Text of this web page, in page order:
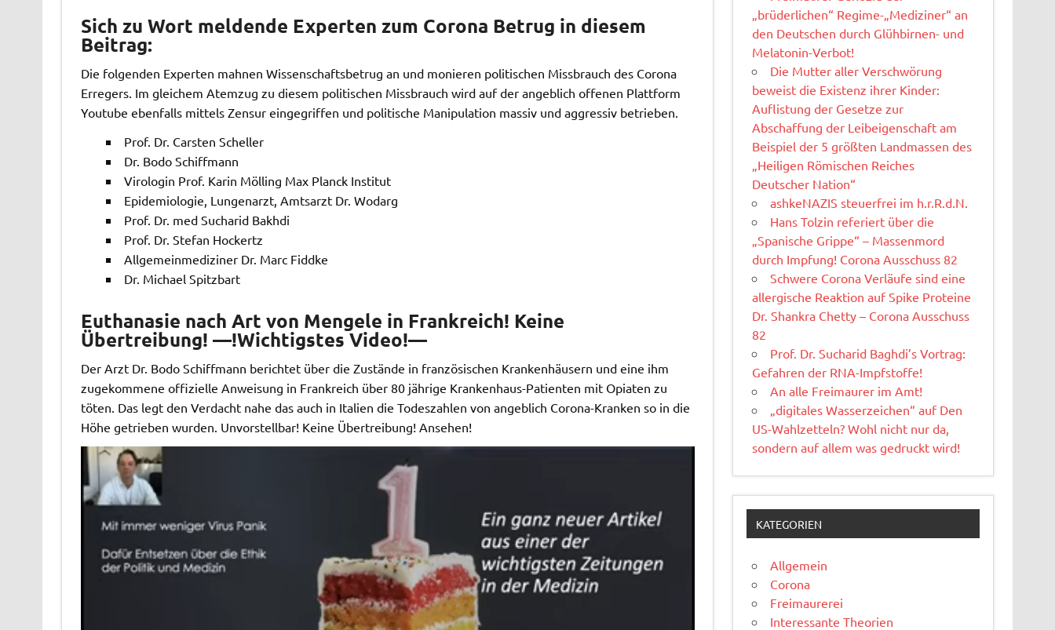
Sich zu Wort meldende Experten zum Corona Betrug in diesem
Beitrag:
Die folgenden Experten mahnen Wissenschaftsbetrug an und monieren politischen Missbrauch des Corona
Erregers. Im gleichem Atemzug zu diesem politischen Missbrauch wird auf der angeblich offenen Plattform
Youtube ebenfalls mittels Zensur eingegriffen und politische Manipulation massiv und aggressiv betrieben.
Prof. Dr. Carsten Scheller
Dr. Bodo Schiffmann
Virologin Prof. Karin Mölling Max Planck Institut
Epidemiologie, Lungenarzt, Amtsarzt Dr. Wodarg
Prof. Dr. med Sucharid Bakhdi
Prof. Dr. Stefan Hockertz
Allgemeinmediziner Dr. Marc Fiddke
Dr. Michael Spitzbart
Euthanasie nach Art von Mengele in Frankreich! Keine
Übertreibung! —!Wichtigstes Video!—
Der Arzt Dr. Bodo Schiffmann berichtet über die Zustände in französischen Krankenhäusern und eine ihm
zugekommene offizielle Anweisung in Frankreich über 80 jährige Krankenhaus-Patienten mit Opiaten zu
töten. Das legt den Verdacht nahe das auch in Italien die Todeszahlen von angeblich Corona-Kranken so in die
Höhe getrieben wurden. Unvorstellbar! Keine Übertreibung! Ansehen!
„brüderlichen“ Regime-„Mediziner“ an
den Deutschen durch Glühbirnen- und
Melatonin-Verbot!
Die Mutter aller Verschwörung
beweist die Existenz ihrer Kinder:
Auflistung der Gesetze zur
Abschaffung der Leibeigenschaft am
Beispiel der 5 größten Landmassen des
„Heiligen Römischen Reiches
Deutscher Nation“
ashkeNAZIS steuerfrei im h.r.R.d.N.
Hans Tolzin referiert über die
„Spanische Grippe“ – Massenmord
durch Impfung! Corona Ausschuss 82
Schwere Corona Verläufe sind eine
allergische Reaktion auf Spike Proteine
Dr. Shankra Chetty – Corona Ausschuss
82
Prof. Dr. Sucharid Baghdi’s Vortrag:
Gefahren der RNA-Impfstoffe!
An alle Freimaurer im Amt!
„digitales Wasserzeichen“ auf Den
US-Wahlzetteln? Wohl nicht nur da,
sondern auf allem was gedruckt wird!
KATEGORIEN
Allgemein
Corona
Freimaurerei
Interessante Theorien